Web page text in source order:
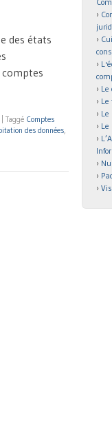
des états
comptes
Taggé Comptes
des données,
Le